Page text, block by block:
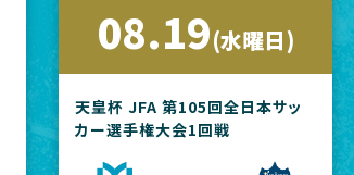
08.19(水曜日)
天皇杯 JFA 第105回全日本サッ
カー選手権大会1回戦